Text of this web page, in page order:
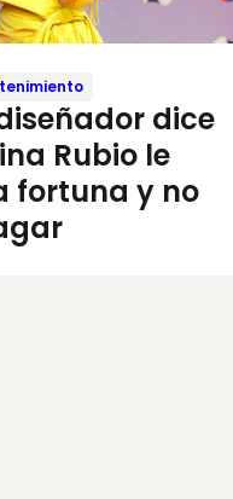
dice
Rubio le
fortuna y no